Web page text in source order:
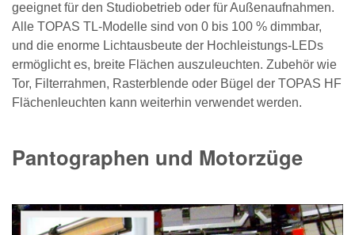
geeignet für den Studiobetrieb oder für Außenaufnahmen.
Alle TOPAS TL-Modelle sind von 0 bis 100 % dimmbar,
und die enorme Lichtausbeute der Hochleistungs-LEDs
ermöglicht es, breite Flächen auszuleuchten. Zubehör wie
Tor, Filterrahmen, Rasterblende oder Bügel der TOPAS HF
Flächenleuchten kann weiterhin verwendet werden.
Pantographen und Motorzüge